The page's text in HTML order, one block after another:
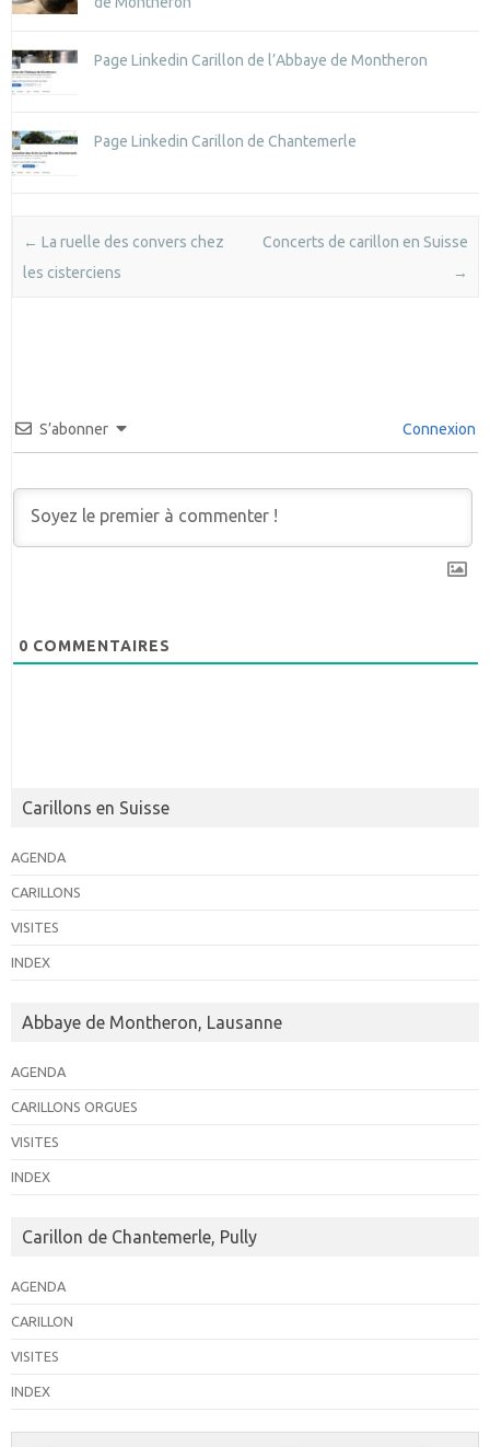
Page Linkedin Carillon de l’Abbaye de Montheron
Page Linkedin Carillon de Chantemerle
Post navigation
← La ruelle des convers chez
les cisterciens
Concerts de carillon en Suisse
→
S’abonner Connexion
0 COMMENTAIRES
Carillons en Suisse
AGENDA
CARILLONS
VISITES
INDEX
Abbaye de Montheron, Lausanne
AGENDA
CARILLONS ORGUES
VISITES
INDEX
Carillon de Chantemerle, Pully
AGENDA
CARILLON
VISITES
INDEX